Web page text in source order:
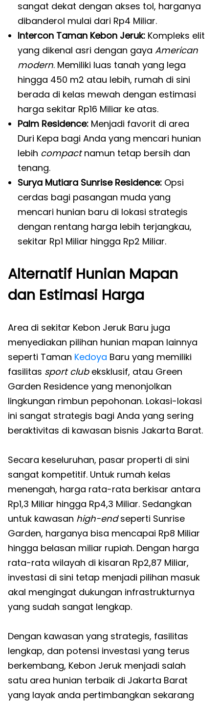
sangat dekat dengan akses tol, harganya
dibanderol mulai dari Rp4 Miliar.
Intercon Taman Kebon Jeruk: Kompleks elit
yang dikenal asri dengan gaya American
modern. Memiliki luas tanah yang lega
hingga 450 m2 atau lebih, rumah di sini
berada di kelas mewah dengan estimasi
harga sekitar Rp16 Miliar ke atas.
Palm Residence: Menjadi favorit di area
Duri Kepa bagi Anda yang mencari hunian
lebih compactnamun tetap bersih dan
tenang.
Surya Mutiara Sunrise Residence: Opsi
cerdas bagi pasangan muda yang
mencari hunian baru di lokasi strategis
dengan rentang harga lebih terjangkau,
sekitar Rp1 Miliar hingga Rp2 Miliar.
Alternatif Hunian Mapan
dan Estimasi Harga
Area di sekitar Kebon Jeruk Baru juga
menyediakan pilihan hunian mapan lainnya
seperti Taman Kedoya Baru yang memiliki
fasilitas sport clubeksklusif, atau Green
Garden Residence yang menonjolkan
lingkungan rimbun pepohonan. Lokasi-lokasi
ini sangat strategis bagi Anda yang sering
beraktivitas di kawasan bisnis Jakarta Barat.
Secara keseluruhan, pasar properti di sini
sangat kompetitif. Untuk rumah kelas
menengah, harga rata-rata berkisar antara
Rp1,3 Miliar hingga Rp4,3 Miliar. Sedangkan
untuk kawasan high-endseperti Sunrise
Garden, harganya bisa mencapai Rp8 Miliar
hingga belasan miliar rupiah. Dengan harga
rata-rata wilayah di kisaran Rp2,87 Miliar,
investasi di sini tetap menjadi pilihan masuk
akal mengingat dukungan infrastrukturnya
yang sudah sangat lengkap.
Dengan kawasan yang strategis, fasilitas
lengkap, dan potensi investasi yang terus
berkembang, Kebon Jeruk menjadi salah
satu area hunian terbaik di Jakarta Barat
yang layak anda pertimbangkan sekarang